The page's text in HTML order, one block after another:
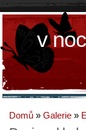
v
Domů » Galerie »